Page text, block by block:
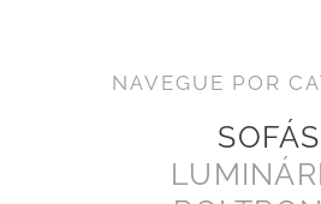
NAVEGUE POR
SOFÁS